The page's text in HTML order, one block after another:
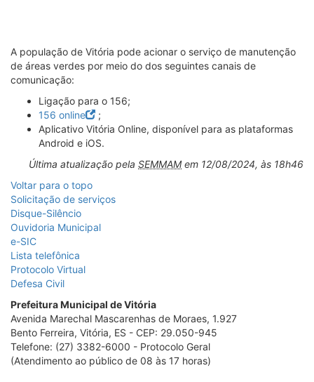
A população de Vitória pode acionar o serviço de manutenção
de áreas verdes por meio do dos seguintes canais de
comunicação:
Ligação para o 156;
156 online
;
Aplicativo Vitória Online, disponível para as plataformas
Android e iOS.
Última atualização pela SEMMAMem 12/08/2024, às 18h46
Voltar para o topo
Mais
serviços
Solicitação de serviços
Disque-Silêncio
Ouvidoria Municipal
e-SIC
Lista telefônica
Protocolo Virtual
Defesa Civil
Prefeitura Municipal de Vitória
Avenida Marechal Mascarenhas de Moraes, 1.927
Bento Ferreira, Vitória, ES - CEP: 29.050-945
Telefone: (27) 3382-6000 - Protocolo Geral
(Atendimento ao público de 08 às 17 horas)